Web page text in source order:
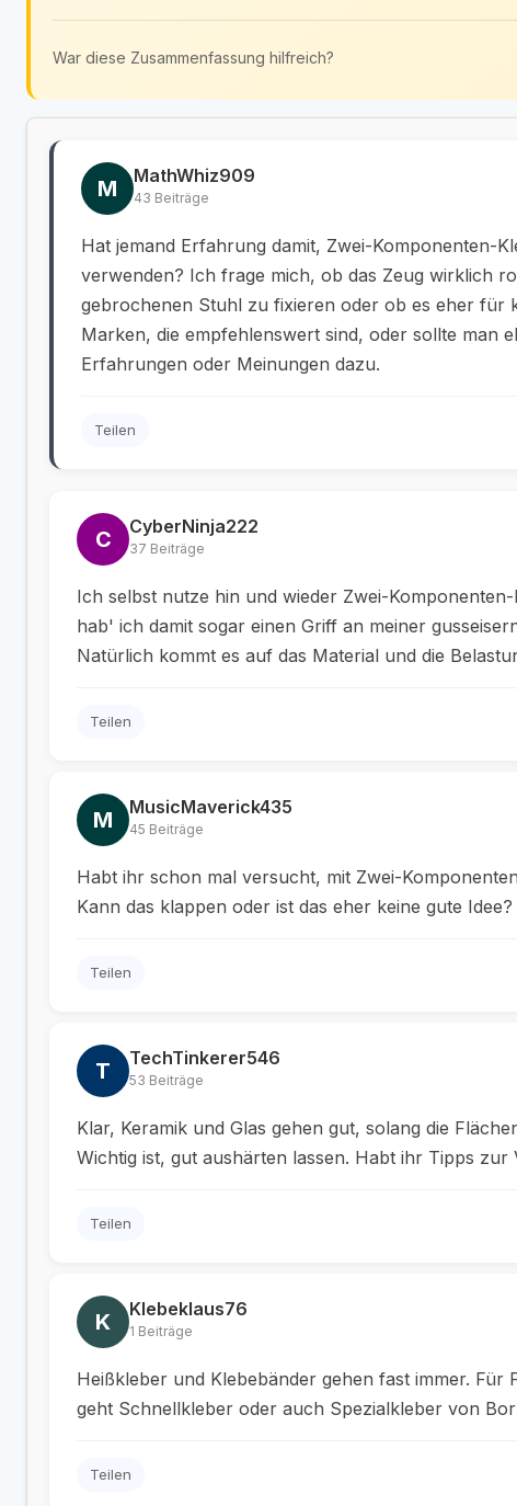
War diese Zusammenfassung hilfreich?
M MathWhiz909
43 Beiträge
Hat jemand Erfahrung damit, Zwei-Komponenten-
verwenden? Ich frage mich, ob das Zeug wirklich
gebrochenen Stuhl zu fixieren oder ob es eher für
Marken, die empfehlenswert sind, oder sollte man
Erfahrungen oder Meinungen dazu.
Teilen
C CyberNinja222
37 Beiträge
Ich selbst nutze hin und wieder Zwei-
hab' ich damit sogar einen Griff an meiner
Natürlich kommt es auf das Material und die
Teilen
M MusicMaverick435
45 Beiträge
Habt ihr schon mal versucht, mit Zwei-
Kann das klappen oder ist das eher keine gute Idee?
Teilen
T TechTinkerer546
53 Beiträge
Klar, Keramik und Glas gehen gut, solang die
Wichtig ist, gut aushärten lassen. Habt ihr Tipps zur
Teilen
K Klebeklaus76
1 Beiträge
Heißkleber und Klebebänder gehen fast immer.
geht Schnellkleber oder auch Spezialkleber von
Teilen